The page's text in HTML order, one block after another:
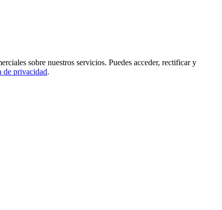
sobre nuestros servicios. Puedes acceder, rectificar y
de privacidad.